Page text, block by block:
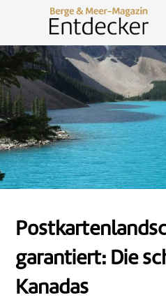
garantiert: Die
Kanadas